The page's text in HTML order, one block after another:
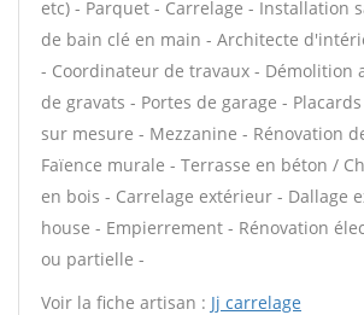
etc) - Parquet - Carrelage - Installation
de bain clé en main - Architecte
- Coordinateur de travaux - Démolition
de gravats - Portes de garage -
sur mesure - Mezzanine - Rénovation
Faïence murale - Terrasse en béton /
en bois - Carrelage extérieur - Dallage
house - Empierrement - Rénovation
ou partielle -
Voir la fiche artisan : Jj carrelage